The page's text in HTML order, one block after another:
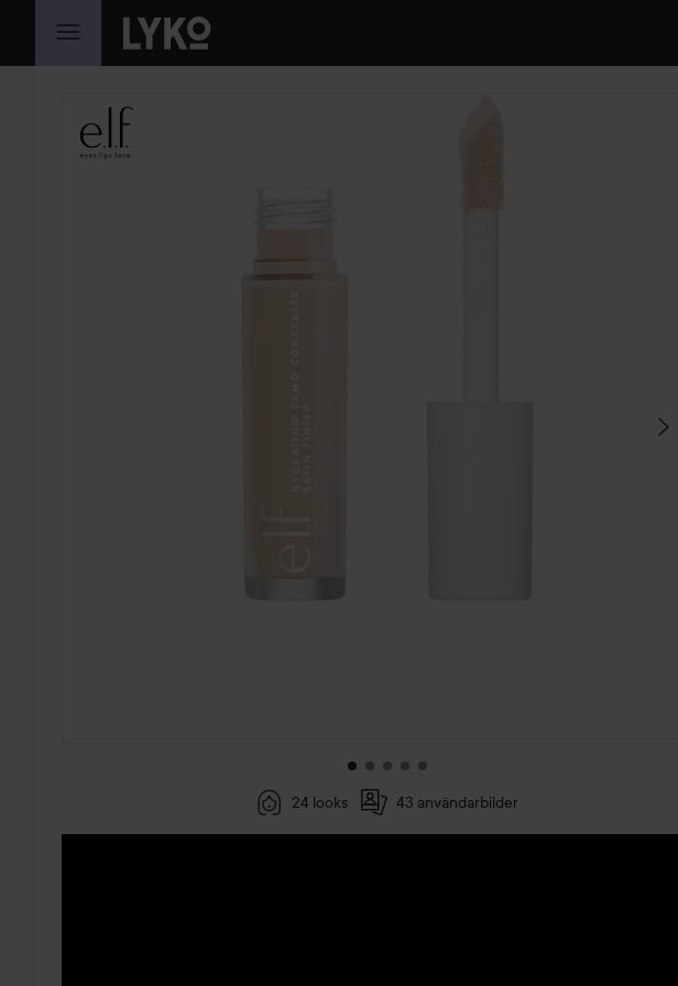
HOPPA TILL INNEHÅLLET
HOPPA ÖVER SEKTIONEN
24 looks 43 användarbilder